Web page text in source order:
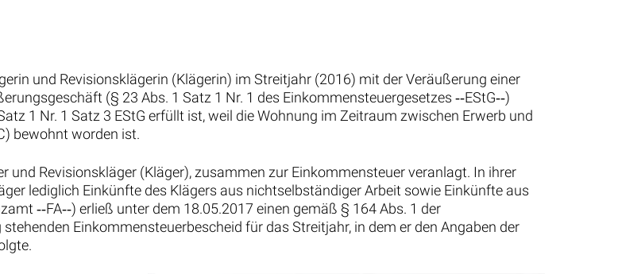
und Revisionsklägerin (Klägerin) im Streitjahr (2016) mit der Veräußerung einer
(§ 23 Abs. 1 Satz 1 Nr. 1 des Einkommensteuergesetzes ‑‑EStG‑‑)
1 Nr. 1 Satz 3 EStG erfüllt ist, weil die Wohnung im Zeitraum zwischen Erwerb und
bewohnt worden ist.
und Revisionskläger (Kläger), zusammen zur Einkommensteuer veranlagt. In ihrer
lediglich Einkünfte des Klägers aus nichtselbständiger Arbeit sowie Einkünfte aus
‑‑FA‑‑) erließ unter dem 18.05.2017 einen gemäß § 164 Abs. 1 der
Einkommensteuerbescheid für das Streitjahr, in dem er den Angaben der